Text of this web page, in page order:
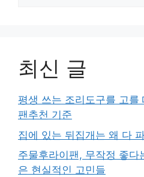
최신 글
평생 쓰는 조리도구를 고를
팬추천 기준
집에 있는 뒤집개는 왜 다
주물후라이팬, 무작정 좋다
은 현실적인 고민들